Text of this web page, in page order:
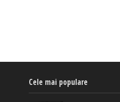
Cele mai populare